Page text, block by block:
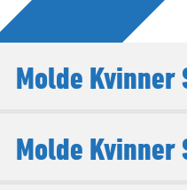
Molde Kvinner
Molde Kvinner